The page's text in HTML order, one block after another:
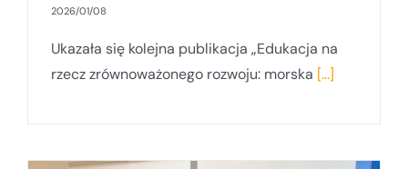
2026/01/08
Ukazała się kolejna publikacja „Edukacja na
rzecz zrównoważonego rozwoju: morska [...]